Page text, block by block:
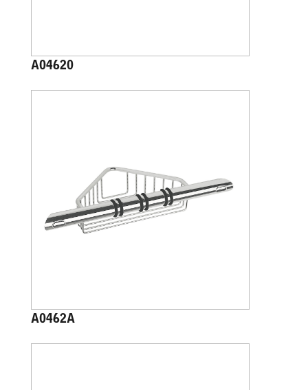
A04620
A0462A